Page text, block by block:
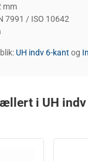
mm
7991 / ISO 10642
UH indv 6-kant og
i UH